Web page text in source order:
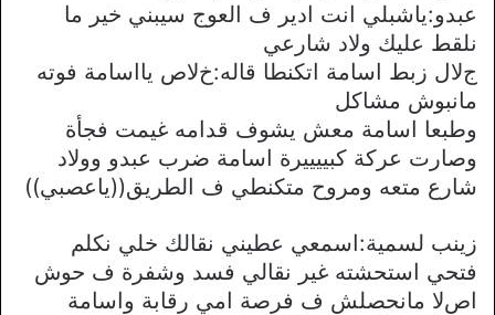
عبدو:ياشبلي انت ادير ف العوج سيبني خير ما
نلقط عليك وﻻد شارعي
جﻻل زبط اسامة اتكنطا قاله:خﻻص يااسامة فوته
مانبوش مشاكل
وطبعا اسامة معش يشوف قدامه غيمت فجأة
وصارت عركة كبييييرة اسامة ضرب عبدو ووﻻد
شارع متعه ومروح متكنطي ف الطريق((ياعصبي))
زينب لسمية:اسمعي عطيني نقالك خلي نكلم
فتحي استحشته غير نقالي فسد وشفرة ف حوش
اصﻻ مانحصلش ف فرصة امي رقابة واسامة